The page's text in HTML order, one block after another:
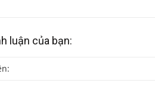
luận của bạn: